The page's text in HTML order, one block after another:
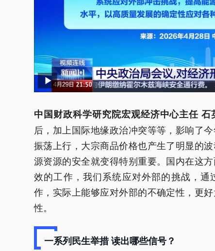
中国财政科学研究院宏观经济中心主任 石
后，加上国际地缘政治冲突等等，影响了
振荡上行，大宗商品价格也产生了明显的
源资源的安全就变得特别重要。国内在这
效的工作，我们系统应对外部的挑战，通
作，实际上能够应对外部的不确定性，更
性。
一系列民生举措 读出哪些信号？